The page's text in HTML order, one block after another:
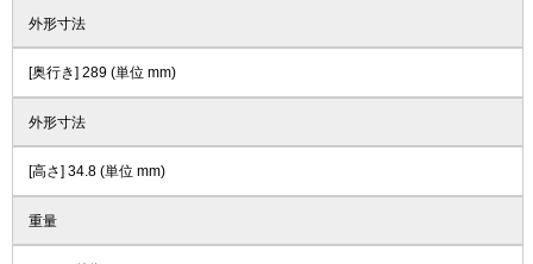
外形寸法
[奥行き] 289 (単位 mm)
外形寸法
[高さ] 34.8 (単位 mm)
重量